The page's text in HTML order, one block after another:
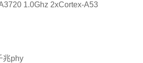
1.0Ghz 2xCortex-A53
兆phy